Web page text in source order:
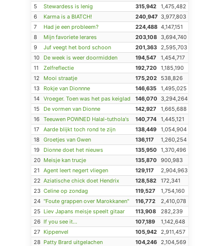
5
Stewardess is lenig 315,942
1,475,482
6
Karma is a BIATCH! 240,947 3,977,803
7
Had je een probleem? 224,488 4,147,151
8
Mijn favoriete lerares 203,108
3,694,740
9
Juf veegt het bord schoon 201,363 2,595,703
10
De week is weer doormidden 194,547
1,454,717
11
Zelfreflectie 192,720
1,185,190
12
Mooi straatje 175,202
538,826
13
Rokje van Dionnne 146,635
1,495,025
14 Vroeger. Toen was het pas keiglad 146,070
3,294,264
15
De vormen van Dionne 142,927
1,665,688
16
Teeuwen POWNED Halal-tuthola's 140,774
1,445,121
17
Aarde blijkt toch rond te zijn 138,449
1,054,904
18
Groetjes van Gwen 136,117
1,260,254
19
Dionne doet het nieuws 135,950
1,370,496
20 Meisje kan trucje 135,870
900,983
21
Agent leert negert vliegen 129,117
2,904,963
22 Aziatische chick doet Hendrix 128,582
172,341
23 Celine op zondag 119,527
1,754,160
24 "Foute grappen over Marokkanen" 116,772
2,410,078
25 Liev Japans meisje speelt gitaar 113,908
282,239
26 If you see it... 107,189
1,142,648
27 Kippenvel 105,942 2,911,457
28 Patty Brard uitgelachen 104,246 2,104,569